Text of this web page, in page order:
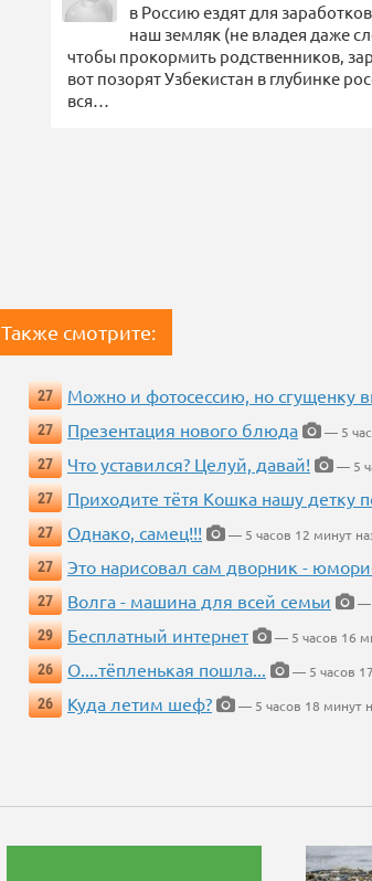
в Россию ездят для
наш земляк (не владея даже
чтобы прокормить родственников,
вот позорят Узбекистан в глубинке
вся…
Также смотрите:
27 Можно и фотосессию, но сгущенку
27
Презентация нового блюда
— 5
27
Что уставился? Целуй, давай!
— 5
27
Приходите тётя Кошка нашу детку
27
Однако, самец!!!
— 5 часов 12 минут
27
Это нарисовал сам дворник -
27
Волга - машина для всей семьи
—
29
Бесплатный интернет
— 5 часов 16
26
О....тёпленькая пошла...
— 5 часов
26
Куда летим шеф? — 5 часов 18 минут